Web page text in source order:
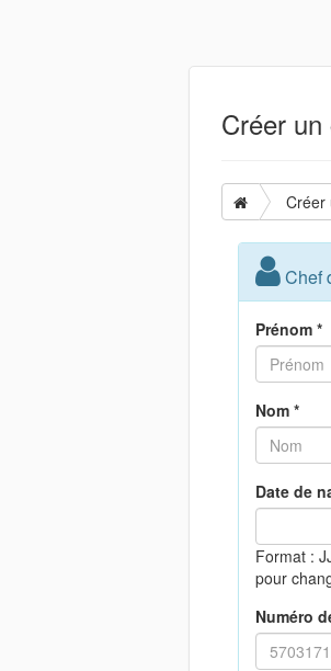
Créer
Créer
Chef
Prénom *
Nom *
Date de
Format :
pour
Numéro